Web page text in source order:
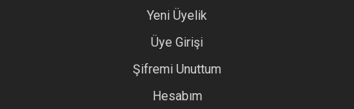
Yeni Üyelik
Üye Girişi
Şifremi Unuttum
Hesabım